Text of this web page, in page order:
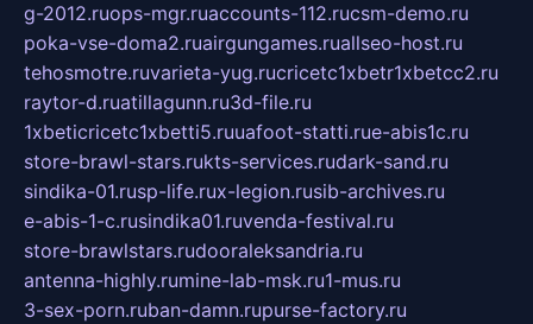
g-2012.ruops-mgr.ruaccounts-112.rucsm-demo.ru
poka-vse-doma2.ruairgungames.ruallseo-host.ru
tehosmotre.ruvarieta-yug.rucricetc1xbetr1xbetcc2.ru
raytor-d.ruatillagunn.ru3d-file.ru
1xbeticricetc1xbetti5.ruuafoot-statti.rue-abis1c.ru
store-brawl-stars.rukts-services.rudark-sand.ru
sindika-01.rusp-life.rux-legion.rusib-archives.ru
e-abis-1-c.rusindika01.ruvenda-festival.ru
store-brawlstars.rudooraleksandria.ru
antenna-highly.rumine-lab-msk.ru1-mus.ru
3-sex-porn.ruban-damn.rupurse-factory.ru